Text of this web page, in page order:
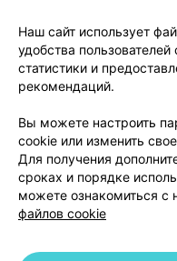
О проекте
Размещение
Публичный
Способы
Написать
Наш сайт использует
удобства
статистики и
рекомендаций.
Вы можете настроить
cookie или изменить
Для получения
сроках и порядке
можете ознакомиться с
файлов cookie